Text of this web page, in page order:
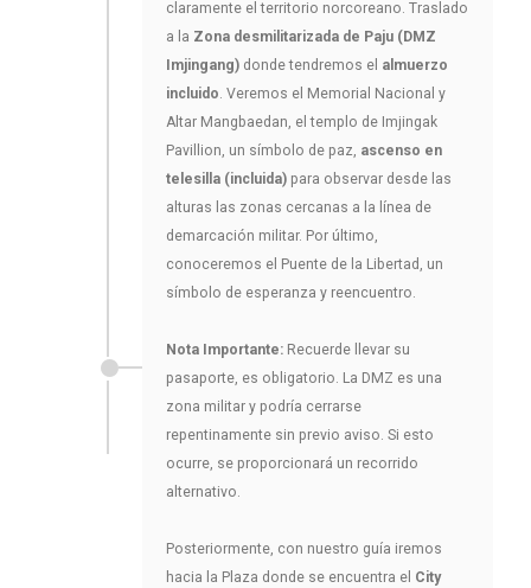
claramente el territorio norcoreano. Traslado
a la Zona desmilitarizada de Paju (DMZ
Imjingang) donde tendremos el almuerzo
incluido. Veremos el Memorial Nacional y
Altar Mangbaedan, el templo de Imjingak
Pavillion, un símbolo de paz, ascenso en
telesilla (incluida) para observar desde las
alturas las zonas cercanas a la línea de
demarcación militar. Por último,
conoceremos el Puente de la Libertad, un
símbolo de esperanza y reencuentro.
Nota Importante: Recuerde llevar su
pasaporte, es obligatorio. La DMZ es una
zona militar y podría cerrarse
repentinamente sin previo aviso. Si esto
ocurre, se proporcionará un recorrido
alternativo.
Posteriormente, con nuestro guía iremos
hacia la Plaza donde se encuentra el City